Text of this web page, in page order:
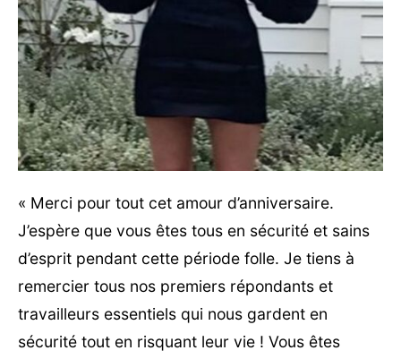
« Merci pour tout cet amour d’anniversaire.
J’espère que vous êtes tous en sécurité et sains
d’esprit pendant cette période folle. Je tiens à
remercier tous nos premiers répondants et
travailleurs essentiels qui nous gardent en
sécurité tout en risquant leur vie ! Vous êtes